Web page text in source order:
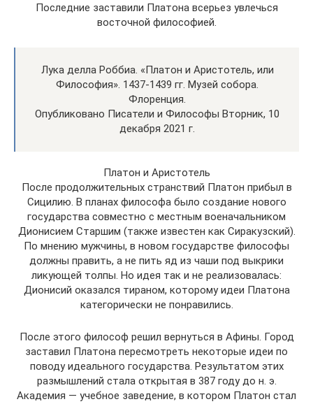
Последние заставили Платона всерьез увлечься
восточной философией.
Лука делла Роббиа. «Платон и Аристотель, или
Философия». 1437-1439 гг. Музей собора.
Флоренция.
Опубликовано Писатели и Философы Вторник, 10
декабря 2021 г.
Платон и Аристотель
После продолжительных странствий Платон прибыл в
Сицилию. В планах философа было создание нового
государства совместно с местным военачальником
Дионисием Старшим (также известен как Сиракузский).
По мнению мужчины, в новом государстве философы
должны править, а не пить яд из чаши под выкрики
ликующей толпы. Но идея так и не реализовалась:
Дионисий оказался тираном, которому идеи Платона
категорически не понравились.
После этого философ решил вернуться в Афины. Город
заставил Платона пересмотреть некоторые идеи по
поводу идеального государства. Результатом этих
размышлений стала открытая в 387 году до н. э.
Академия — учебное заведение, в котором Платон стал